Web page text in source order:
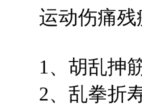
运动伤痛残
1、胡乱抻筋
2、乱拳折寿